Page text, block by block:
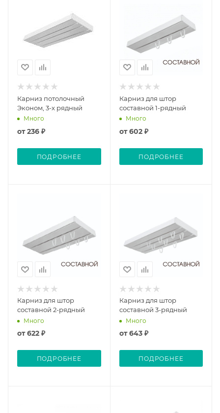
Карниз потолочный
Эконом, 3-х рядный
Много
от236 ₽
ПОДРОБНЕЕ
Карниз для штор
составной 1-рядный
Много
от602 ₽
ПОДРОБНЕЕ
Карниз для штор
составной 2-рядный
Много
от622 ₽
ПОДРОБНЕЕ
Карниз для штор
составной 3-рядный
Много
от643 ₽
ПОДРОБНЕЕ